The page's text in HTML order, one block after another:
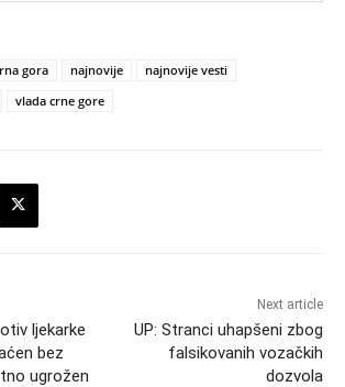
gora najnovije
najnovije vesti
vlada crne gore
ljekarke
bez
ugrožen
Next article
UP: Stranci uhapšeni zbog
falsikovanih vozačkih
dozvola